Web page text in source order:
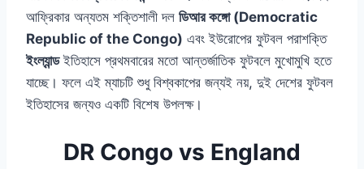
আফ্রিকার অন্যতম শক্তিশালী দল ডিআর কঙ্গো (Democratic
Republic of the Congo) এবং ইউরোপের ফুটবল পরাশক্তি
ইংল্যান্ডইতিহাসে প্রথমবারের মতো আন্তর্জাতিক ফুটবলে মুখোমুখি হতে
যাচ্ছে। ফলে এই ম্যাচটি শুধু বিশ্বকাপের জন্যই নয়, দুই দেশের ফুটবল
ইতিহাসের জন্যও একটি বিশেষ উপলক্ষ।
DR Congo vs England